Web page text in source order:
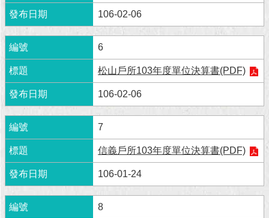
互
動
活
動
主
題
回
首
頁
網
導
106-02-06
6
松山戶所103年度單位決算書(PDF)
106-02-06
7
信義戶所103年度單位決算書(PDF)
106-01-24
8